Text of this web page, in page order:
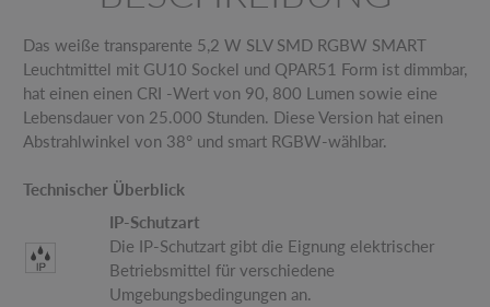
Das weiße transparente 5,2 W SLV SMD RGBW SMART
Leuchtmittel mit GU10 Sockel und QPAR51 Form ist dimmbar,
hat einen einen CRI -Wert von 90, 800 Lumen sowie eine
Lebensdauer von 25.000 Stunden. Diese Version hat einen
Abstrahlwinkel von 38° und smart RGBW-wählbar.
Technischer Überblick
IP-Schutzart
Die IP-Schutzart gibt die Eignung elektrischer
Betriebsmittel für verschiedene
Umgebungsbedingungen an.